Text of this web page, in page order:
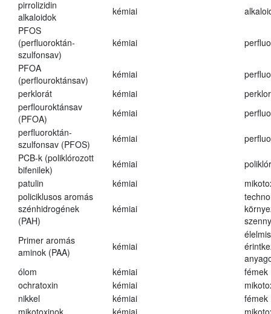
pirrolizidin
alkaloidok
kémiai
PFOS
(perfluoroktán-
szulfonsav)
kémiai
PFOA
(perflouroktánsav)
kémiai
perklorát
kémiai
perflouroktánsav
(PFOA)
kémiai
perfluoroktán-
szulfonsav (PFOS)
kémiai
PCB-k (poliklórozott
bifenilek)
kémiai
patulin
kémiai
policiklusos aromás
szénhidrogének
(PAH)
kémiai
Primer aromás
aminok (PAA)
kémiai
ólom
kémiai
fémek
ochratoxin
kémiai
nikkel
kémiai
fémek